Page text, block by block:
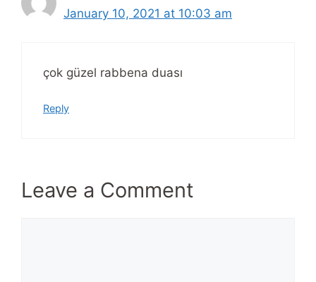
January 10, 2021 at 10:03 am
çok güzel rabbena duası
Reply
Leave a Comment